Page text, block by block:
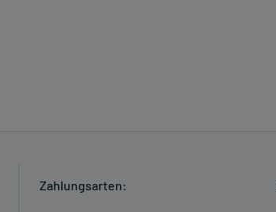
Zahlungsarten: